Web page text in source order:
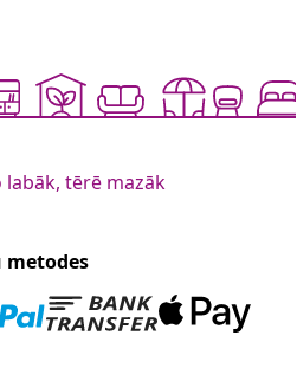
labāk, tērē mazāk
metodes